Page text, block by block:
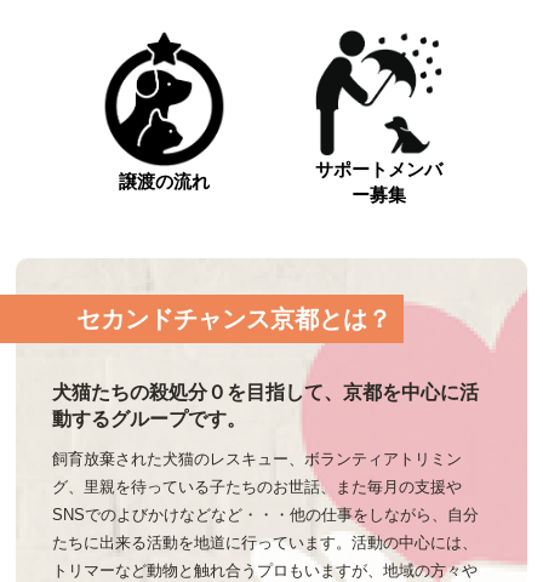
譲渡の流れ
サポートメンバ
ー募集
セカンドチャンス京都とは？
犬猫たちの殺処分０を目指して、京都を中心に活
動するグループです。
飼育放棄された犬猫のレスキュー、ボランティアトリミン
グ、里親を待っている子たちのお世話、また毎月の支援や
SNSでのよびかけなどなど・・・他の仕事をしながら、自分
たちに出来る活動を地道に行っています。活動の中心には、
トリマーなど動物と触れ合うプロもいますが、地域の方々や